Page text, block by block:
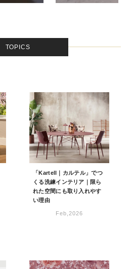
TOPICS
「Kartell｜カルテル」でつ
くる洗練インテリア｜限ら
れた空間にも取り入れやす
い理由
Feb,2026